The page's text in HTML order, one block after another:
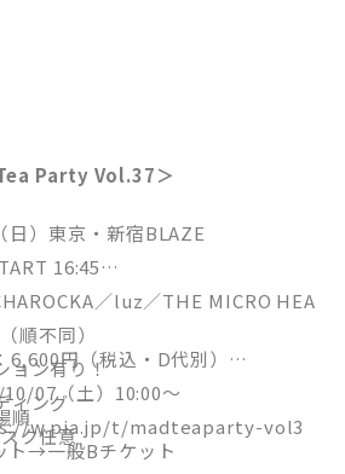
Party Vol.37＞
日）東京・新宿BLAZE
16:45
／luz／THE MICRO HEA
順不同）
ョン有り！
ィング
ク任意
円（税込・D代別）
07（土）10:00～
w.pia.jp/t/madteaparty-vol3
順
ト→一般Bチケット